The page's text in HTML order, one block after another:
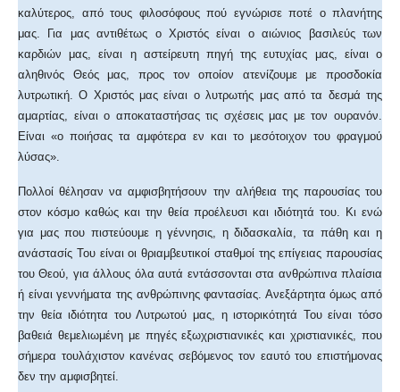
καλύτερος, από τους φιλοσόφους πού εγνώρισε ποτέ ο πλανήτης
μας. Για μας αντιθέτως ο Χριστός είναι ο αιώνιος βασιλεύς των
καρδιών μας, είναι η αστείρευτη πηγή της ευτυχίας μας, είναι ο
αληθινός Θεός μας, προς τον οποίον ατενίζουμε με προσδοκία
λυτρωτική. Ο Χριστός μας είναι ο λυτρωτής μας από τα δεσμά της
αμαρτίας, είναι ο αποκαταστήσας τις σχέσεις μας με τον ουρανόν.
Είναι «ο ποιήσας τα αμφότερα εν και το μεσότοιχον του φραγμού
λύσας».
Πολλοί θέλησαν να αμφισβητήσουν την αλήθεια της παρουσίας του
στον κόσμο καθώς και την θεία προέλευσι και ιδιότητά του. Κι ενώ
για μας που πιστεύουμε η γέννησις, η διδασκαλία, τα πάθη και η
ανάστασίς Του είναι οι θριαμβευτικοί σταθμοί της επίγειας παρουσίας
του Θεού, για άλλους όλα αυτά εντάσσονται στα ανθρώπινα πλαίσια
ή είναι γεννήματα της ανθρώπινης φαντασίας. Ανεξάρτητα όμως από
την θεία ιδιότητα του Λυτρωτού μας, η ιστορικότητά Του είναι τόσο
βαθειά θεμελιωμένη με πηγές εξωχριστιανικές και χριστιανικές, που
σήμερα τουλάχιστον κανένας σεβόμενος τον εαυτό του επιστήμονας
δεν την αμφισβητεί.